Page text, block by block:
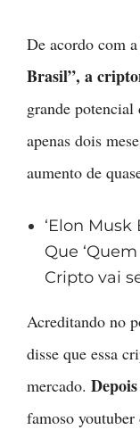
De acordo com a
Brasil”, a
grande
apenas dois
aumento de
‘Elon Musk
Que
Cripto vai
Acreditando no
disse que essa
mercado.
famoso youtuber